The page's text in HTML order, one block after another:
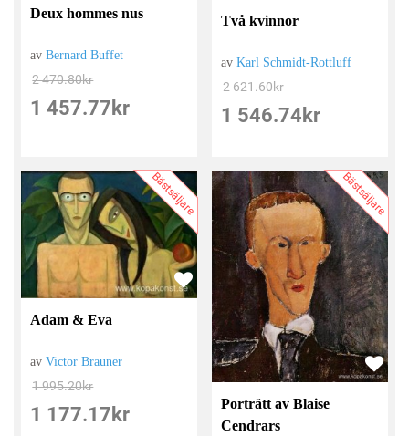
Deux hommes nus
avBernard Buffet
2 470.80kr
1 457.77 kr
Två kvinnor
avKarl Schmidt-Rottluff
2 621.60kr
1 546.74 kr
Bästsäljare
Adam & Eva
avVictor Brauner
1 995.20kr
1 177.17 kr
Bästsäljare
Porträtt av Blaise
Cendrars